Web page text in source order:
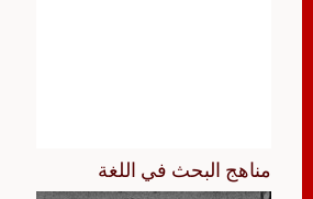
مناهج البحث في اللغة